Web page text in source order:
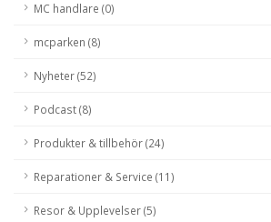
MC handlare (0)
mcparken (8)
Nyheter (52)
Podcast (8)
Produkter & tillbehör (24)
Reparationer & Service (11)
Resor & Upplevelser (5)